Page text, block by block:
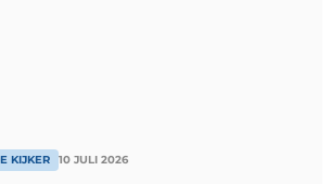
KIJKER 10 JULI 2026